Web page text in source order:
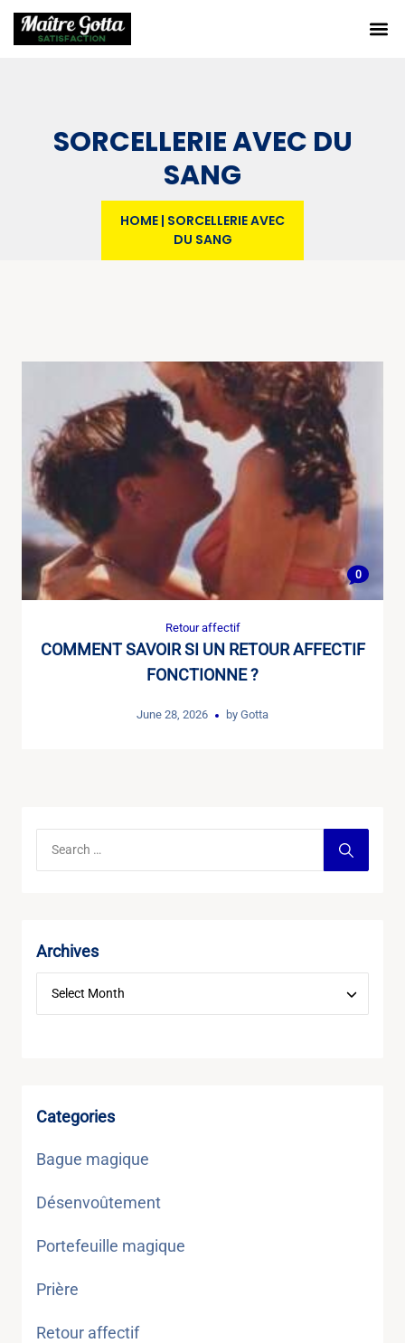
SORCELLERIE AVEC DU
SANG
HOME | SORCELLERIE AVEC
DU SANG
0
Retour affectif
COMMENT SAVOIR SI UN RETOUR AFFECTIF
FONCTIONNE ?
June 28, 2026 by Gotta
Archives
Categories
Bague magique
Désenvoûtement
Portefeuille magique
Prière
Retour affectif